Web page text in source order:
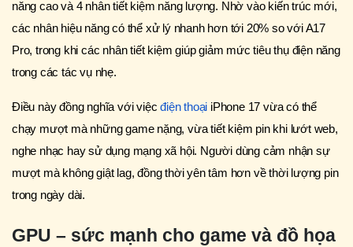
năng cao và 4 nhân tiết kiệm năng lượng. Nhờ vào kiến trúc mới,
các nhân hiệu năng có thể xử lý nhanh hơn tới 20% so với A17
Pro, trong khi các nhân tiết kiệm giúp giảm mức tiêu thụ điện năng
trong các tác vụ nhẹ.
Điều này đồng nghĩa với việcđiện thoại iPhone 17 vừa có thể
chạy mượt mà những game nặng, vừa tiết kiệm pin khi lướt web,
nghe nhạc hay sử dụng mạng xã hội. Người dùng cảm nhận sự
mượt mà không giật lag, đồng thời yên tâm hơn về thời lượng pin
trong ngày dài.
GPU – sức mạnh cho game và đồ họa